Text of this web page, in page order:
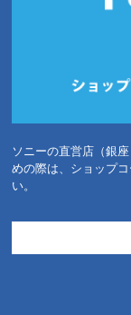
ソニーの直営店（銀
めの際は、ショップ
い。